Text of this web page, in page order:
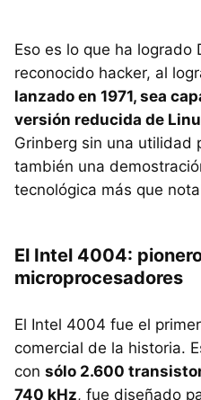
Eso es lo que ha logrado
reconocido hacker, al
lanzado en 1971, sea
versión reducida de
Grinberg sin una utilidad
también una
tecnológica más que
El Intel 4004:
microprocesadores
El Intel 4004 fue el
comercial de la historia.
con sólo 2.600
740 kHz, fue diseñado